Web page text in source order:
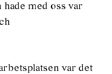
med oss var
var det